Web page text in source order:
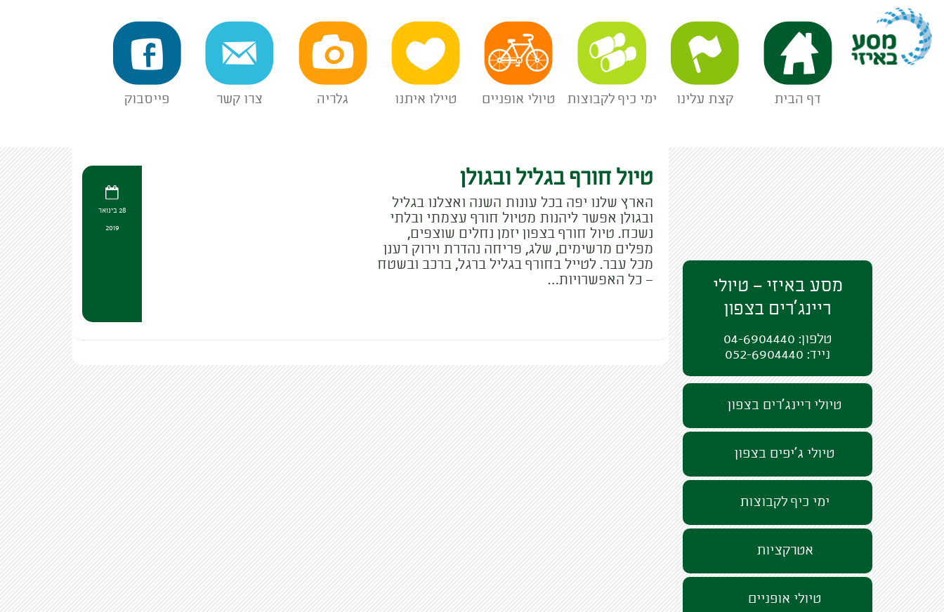
מסע באיזי
דף הבית קצת עלינו ימי כיף לקבוצות טיולי אופניים טיילו איתנו גלריה צרו קשר פייסבוק
מסע באיזי – טיולי
ריינג'רים בצפון
טלפון: 04-6904440
נייד: 052-6904440
טיולי ריינג'רים בצפון
טיולי ג'יפים בצפון
ימי כיף לקבוצות
אטרקציות
טיולי אופניים
28 בינואר
2019
טיול חורף בגליל ובגולן
הארץ שלנו יפה בכל עונות השנה ואצלנו בגליל
ובגולן אפשר ליהנות מטיול חורף עצמתי ובלתי
נשכח. טיול חורף בצפון יזמן נחלים שוצפים,
מפלים מרשימים, שלג, פריחה נהדרת וירוק רענן
מכל עבר. לטייל בחורף בגליל ברגל, ברכב ובשטח
– כל האפשרויות…